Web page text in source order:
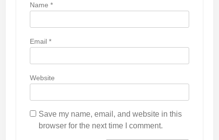
Name *
Email *
Website
Save my name, email, and website in this
browser for the next time I comment.